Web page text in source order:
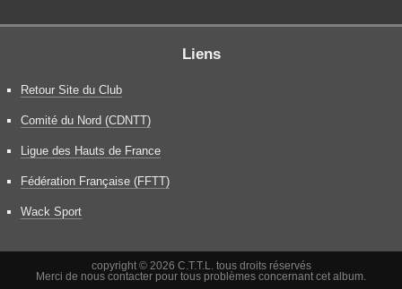
Liens
Retour Site du Club
Comité du Nord (CDNTT)
Ligue des Hauts de France
Fédération Française (FFTT)
Wack Sport
copyright © 2026 C.T.T.L. tous droits réservés
Merci de nous contacter pour tous problèmes concernant cet album.